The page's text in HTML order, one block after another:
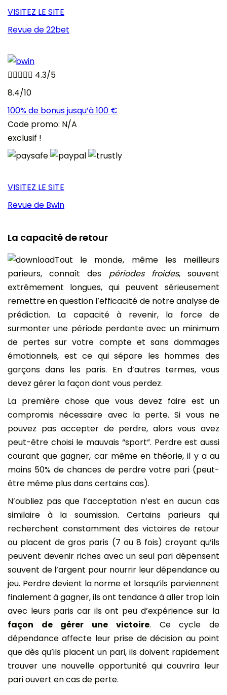
VISITEZ LE SITE
Revue de 22bet
 4.3/5
8.4/10
100% de bonus jusqu’à 100 €
Code promo: N/A
exclusif !
VISITEZ LE SITE
Revue de Bwin
La capacité de retour
Tout le monde, même les meilleurs
parieurs, connaît des périodes froides, souvent
extrêmement longues, qui peuvent sérieusement
remettre en question l’efficacité de notre analyse de
prédiction. La capacité à revenir, la force de
surmonter une période perdante avec un minimum
de pertes sur votre compte et sans dommages
émotionnels, est ce qui sépare les hommes des
garçons dans les paris. En d’autres termes, vous
devez gérer la façon dont vous perdez.
La première chose que vous devez faire est un
compromis nécessaire avec la perte. Si vous ne
pouvez pas accepter de perdre, alors vous avez
peut-être choisi le mauvais “sport”. Perdre est aussi
courant que gagner, car même en théorie, il y a au
moins 50% de chances de perdre votre pari (peut-
être même plus dans certains cas).
N’oubliez pas que l’acceptation n’est en aucun cas
similaire à la soumission. Certains parieurs qui
recherchent constamment des victoires de retour
ou placent de gros paris (7 ou 8 fois) croyant qu’ils
peuvent devenir riches avec un seul pari dépensent
souvent de l’argent pour nourrir leur dépendance au
jeu. Perdre devient la norme et lorsqu’ils parviennent
finalement à gagner, ils ont tendance à aller trop loin
avec leurs paris car ils ont peu d’expérience sur la
façon de gérer une victoire. Ce cycle de
dépendance affecte leur prise de décision au point
que dès qu’ils placent un pari, ils doivent rapidement
trouver une nouvelle opportunité qui couvrira leur
pari ouvert en cas de perte.